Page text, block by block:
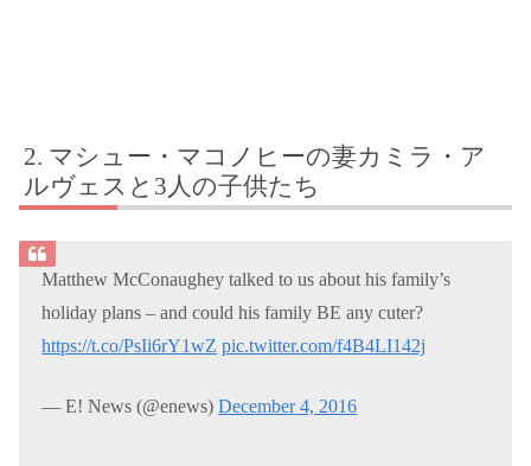
マシュー・マコノヒーの妻カミラ・ア
ルヴェスと3人の子供たち
Matthew McConaughey talked to us about his family’s
holiday plans – and could his family BE any cuter?
https://t.co/PsIi6rY1wZ pic.twitter.com/f4B4LI142j
— E! News (@enews)December 4, 2016